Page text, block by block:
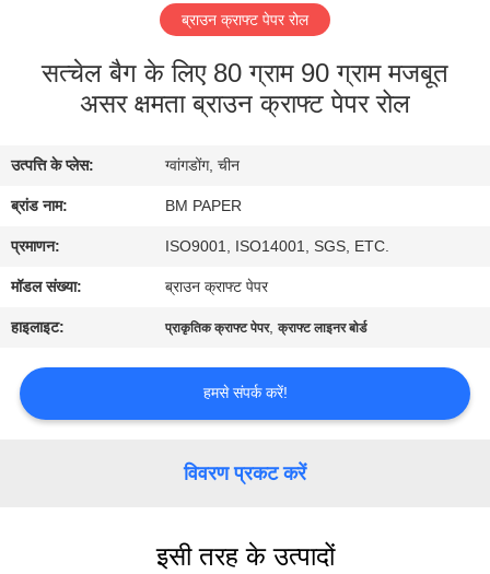
भ्रमण
नियंत्रण
संपर्क
करें
मामलों
ब्राउन क्राफ्ट पेपर रोल
सत्चेल बैग के लिए 80 ग्राम 90 ग्राम मजबूत
असर क्षमता ब्राउन क्राफ्ट पेपर रोल
उत्पत्ति के प्लेस: ग्वांगडोंग, चीन
ब्रांड नाम: BM PAPER
प्रमाणन: ISO9001, ISO14001, SGS, ETC.
मॉडल संख्या: ब्राउन क्राफ्ट पेपर
हाइलाइट: प्राकृतिक क्राफ्ट पेपर,क्राफ्ट लाइनर बोर्ड
हमसे संपर्क करें!
विवरण प्रकट करें
इसी तरह के उत्पादों